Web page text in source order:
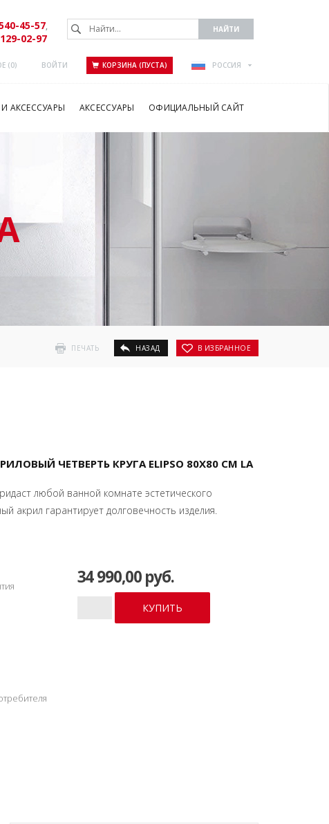
45-57,
02-97
(0) ВОЙТИ КОРЗИНА (ПУСТА) РОССИЯ
АКСЕССУАРЫ АКСЕССУАРЫ ОФИЦИАЛЬНЫЙ САЙТ
ПЕЧАТЬ НАЗАД В ИЗБРАННОЕ
ЧЕТВЕРТЬ КРУГА ELIPSO 80Х80 СМ LA
любой ванной комнате эстетического
акрил гарантирует долговечность изделия.
34 990,00 руб.